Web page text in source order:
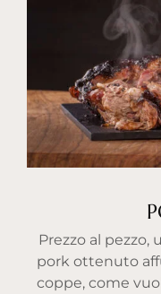
Prezzo al pezzo,
pork ottenuto
coppe, come